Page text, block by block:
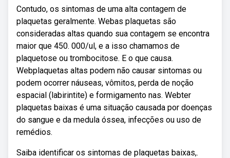
Contudo, os sintomas de uma alta contagem de
plaquetas geralmente. Webas plaquetas são
consideradas altas quando sua contagem se encontra
maior que 450. 000/ul, e a isso chamamos de
plaquetose ou trombocitose. E o que causa.
Webplaquetas altas podem não causar sintomas ou
podem ocorrer náuseas, vômitos, perda de noção
espacial (labirintite) e formigamento nas. Webter
plaquetas baixas é uma situação causada por doenças
do sangue e da medula óssea, infecções ou uso de
remédios.
Saiba identificar os sintomas de plaquetas baixas,.